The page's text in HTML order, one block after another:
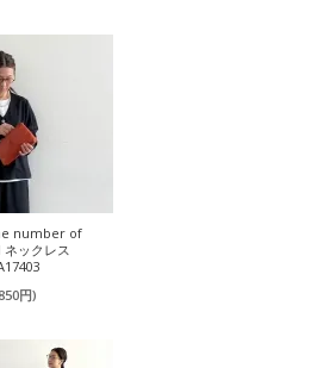
number of
ネックレス
円)